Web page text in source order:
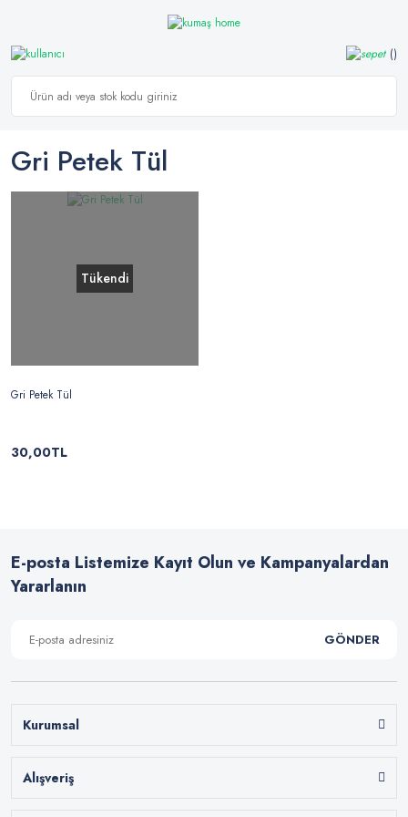
Gri Petek Tül
Tükendi
Gri Petek Tül
30,00TL
E-posta Listemize Kayıt Olun ve Kampanyalardan
Yararlanın
GÖNDER
Kurumsal
Alışveriş